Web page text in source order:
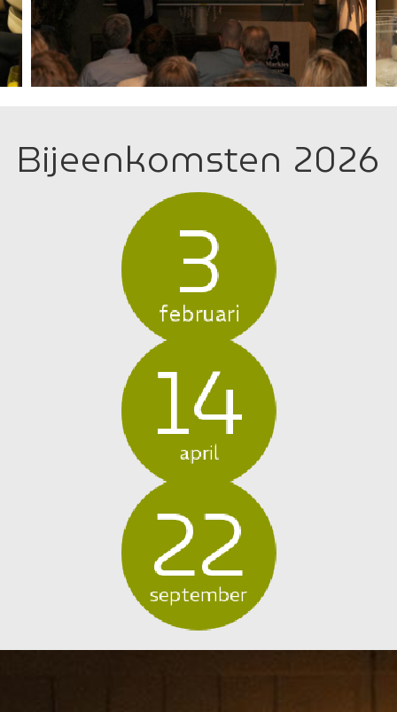
Bijeenkomsten 2026
3
februari
14
april
22
september